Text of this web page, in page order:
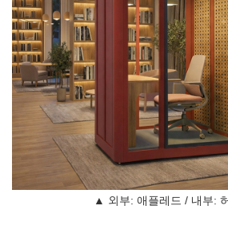
▲ 외부: 애플레드 / 내부: